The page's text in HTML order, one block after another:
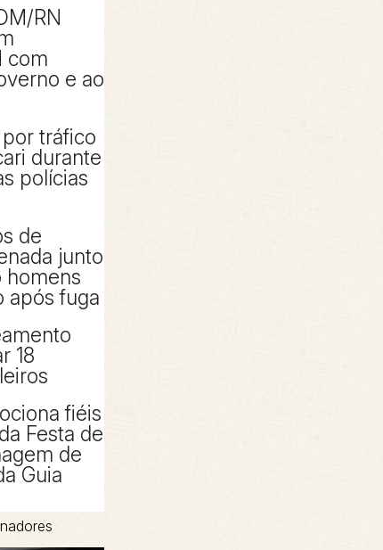
RN
com
e ao
tráfico
durante
polícias
de
junto
homens
após fuga
18
fiéis
Festa de
de
Guia